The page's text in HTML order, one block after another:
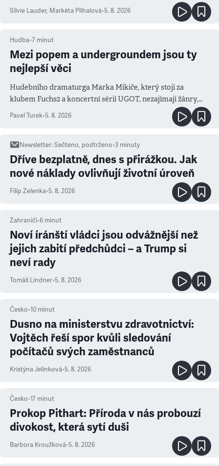
Silvie Lauder, Markéta Plíhalová•5. 8. 2026
Hudba•7 minut
Mezi popem a undergroundem jsou ty
nejlepší věci
Hudebního dramaturga Marka Mikiče, který stojí za
klubem Fuchs2 a koncertní sérií UGOT, nezajímají žánry,
ale atmosféra
Pavel Turek•5. 8. 2026
Newsletter:Sečteno, podtrženo•3 minuty
Dříve bezplatně, dnes s přirážkou. Jak
nové náklady ovlivňují životní úroveň
Filip Zelenka•5. 8. 2026
Zahraničí•6 minut
Noví íránští vládci jsou odvážnější než
jejich zabití předchůdci – a Trump si
neví rady
Tomáš Lindner•5. 8. 2026
Česko•10 minut
Dusno na ministerstvu zdravotnictví:
Vojtěch řeší spor kvůli sledování
počítačů svých zaměstnanců
Kristýna Jelínková•5. 8. 2026
Česko•17 minut
Prokop Pithart: Příroda v nás probouzí
divokost, která sytí duši
Barbora Kroužková•5. 8. 2026